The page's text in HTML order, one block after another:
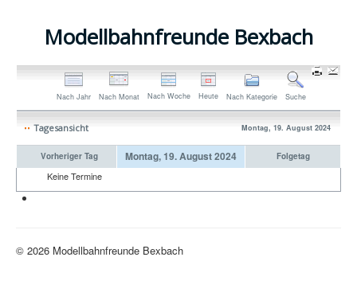
Modellbahnfreunde Bexbach
Nach Jahr Nach Monat Nach Woche Heute Nach Kategorie Suche
Tagesansicht Montag, 19. August 2024
Vorheriger Tag Montag, 19. August 2024 Folgetag
Keine Termine
© 2026 Modellbahnfreunde Bexbach